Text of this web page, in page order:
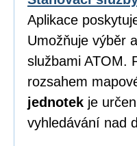
Aplikace
Umožňuje výběr
službami ATOM.
rozsahem
jednotek je
vyhledávání nad